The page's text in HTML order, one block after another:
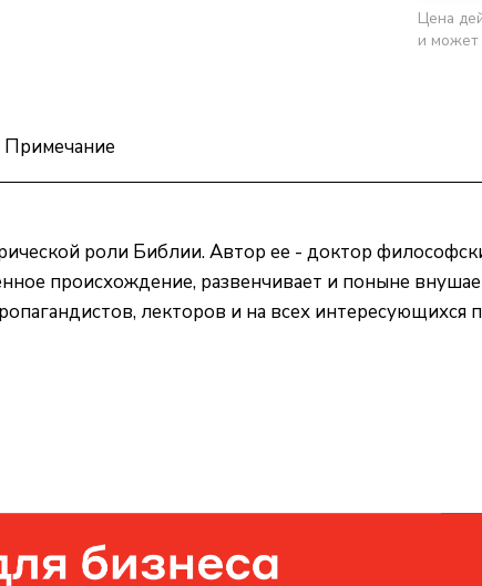
Цена
и может
Примечание
роли Библии. Автор ее - доктор
происхождение, развенчивает и поныне
лекторов и на всех интересующихся